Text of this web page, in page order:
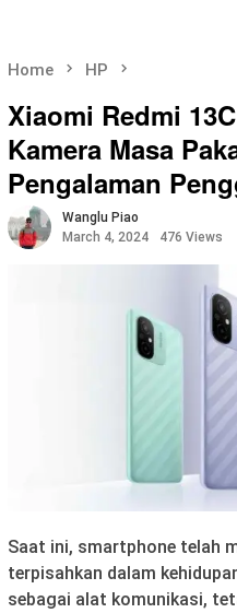
Home HP
Xiaomi Redmi
Kamera Masa
Pengalaman
Wanglu Piao
March 4, 2024
476 Views
Saat ini, smartphone telah
terpisahkan dalam
sebagai alat komunikasi,